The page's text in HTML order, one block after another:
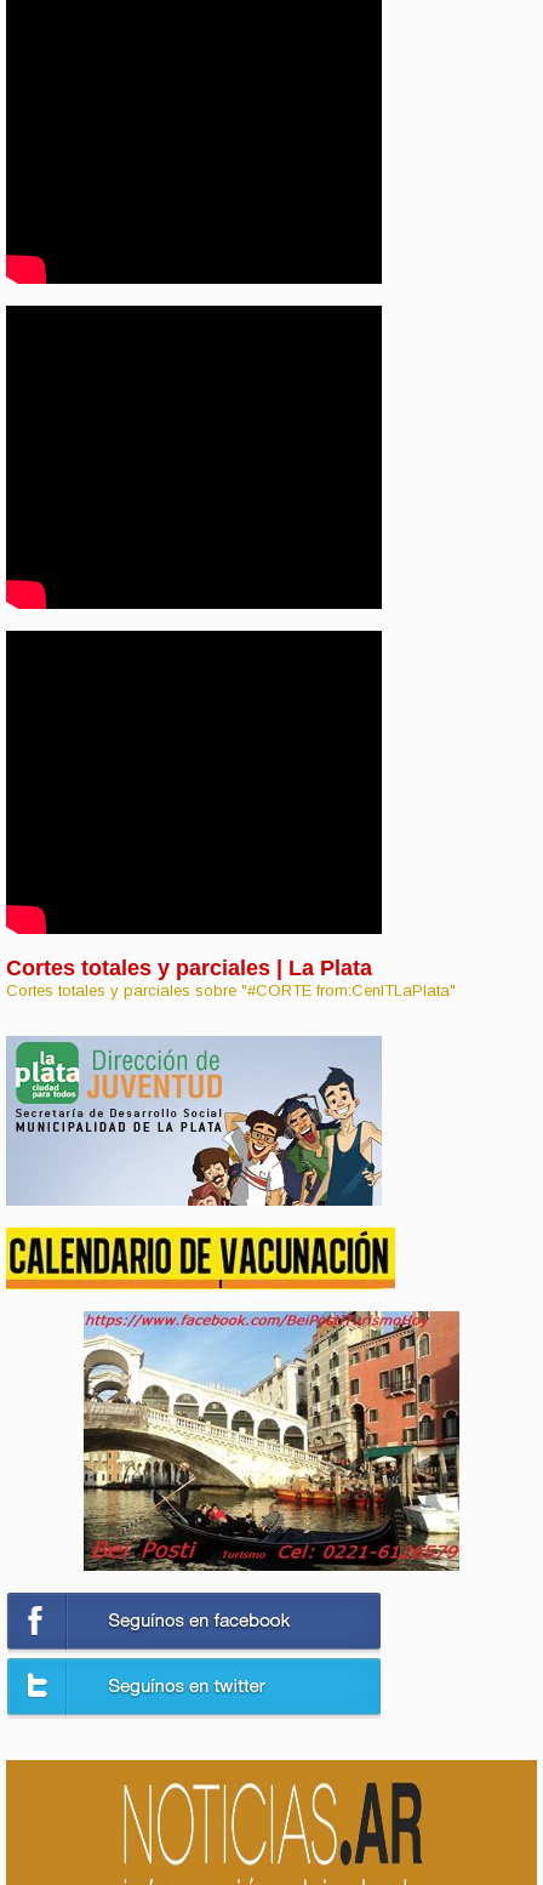
Cortes totales y parciales | La Plata
Cortes totales y parciales sobre "#CORTE from:CenITLaPlata"